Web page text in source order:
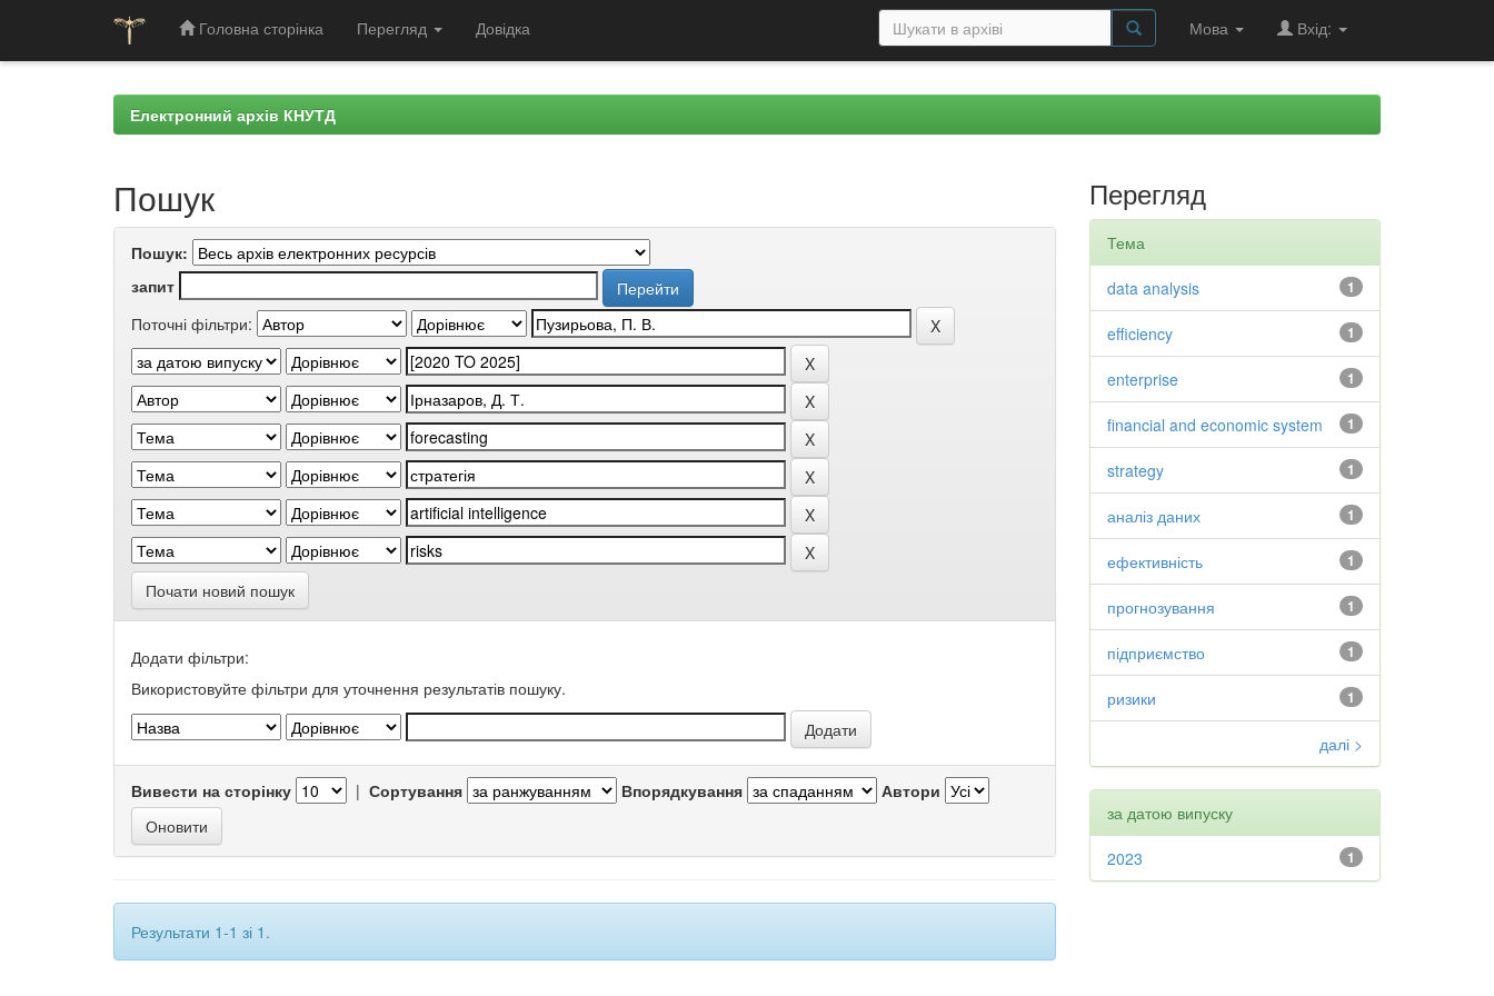
Головна сторінка Перегляд Довідка Мова Вхід:
Електронний архів КНУТД
Пошук
Пошук:
запит
Поточні фільтри:
Почати новий пошук
Додати фільтри:
Використовуйте фільтри для уточнення результатів пошуку.
Вивести на сторінку | Сортування Впорядкування Автори
Результати 1-1 зі 1.
Перегляд
Тема
1
data analysis
1
efficiency
1
enterprise
1
financial and economic system
1
strategy
1
аналіз даних
1
ефективність
1
прогнозування
1
підприємство
1
ризики
далі >
за датою випуску
1
2023